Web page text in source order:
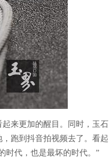
来更加的醒目。同时，玉石
跑到抖音拍视频去了。看起
时代，也是最坏的时代。”